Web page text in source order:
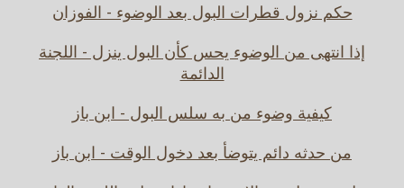
حكم نزول قطرات البول بعد الوضوء - الفوزان
إذا انتهى من الوضوء يحس كأن البول ينزل - اللجنة
الدائمة
كيفية وضوء من به سلس البول - ابن باز
من حدثه دائم يتوضأ بعد دخول الوقت - ابن باز